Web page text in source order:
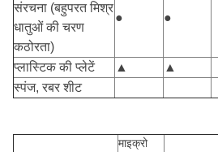
संरचना (बहुपरत मिश्र
धातुओं की चरण
कठोरता)
● ●
प्लास्टिक की प्लेटें ▲ ▲
स्पंज, रबर शीट
माइक्रो